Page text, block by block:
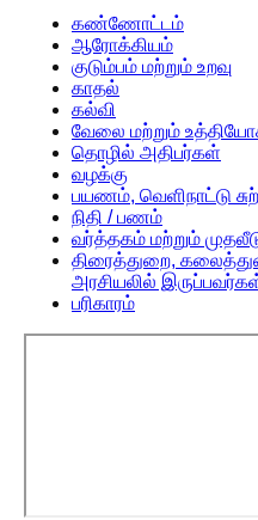
கண்ணோட்டம்
ஆரோக்கியம்
குடும்பம் மற்றும் உறவு
காதல்
கல்வி
வேலை மற்றும்
தொழில் அதிபர்கள்
வழக்கு
பயணம், வெளிநாட்டு
நிதி / பணம்
வர்த்தகம் மற்றும்
திரைத்துறை,
அரசியலில்
பரிகாரம்